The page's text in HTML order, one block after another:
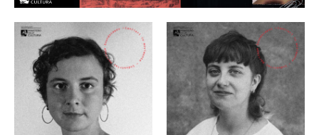
DER ORT UND SEINE GESCHICHTE
UNSER POLITISCHES SELBSTVERSTÄNDNIS
NACHHALTIGKEIT UND KLIMASCHUTZ
WE ARE MEMBERS OF TRANS EUROPE HALLES